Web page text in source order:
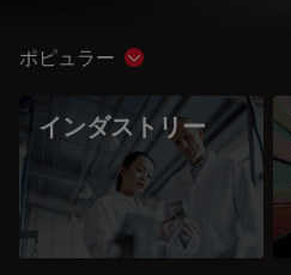
ポピュラー Show subnavigation
インダストリー